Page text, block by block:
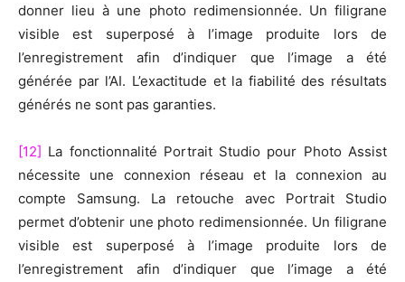
donner lieu à une photo redimensionnée. Un filigrane
visible est superposé à l’image produite lors de
l’enregistrement afin d’indiquer que l’image a été
générée par l’AI. L’exactitude et la fiabilité des résultats
générés ne sont pas garanties.
[12] La fonctionnalité Portrait Studio pour Photo Assist
nécessite une connexion réseau et la connexion au
compte Samsung. La retouche avec Portrait Studio
permet d’obtenir une photo redimensionnée. Un filigrane
visible est superposé à l’image produite lors de
l’enregistrement afin d’indiquer que l’image a été